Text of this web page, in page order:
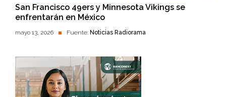
San Francisco 49ers y Minnesota Vikings se
enfrentarán en México
mayo 13, 2026 Fuente: Noticias Radiorama